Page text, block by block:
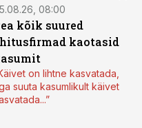
08:00
kõik suured
kaotasid
on lihtne kasvatada,
suuta kasumlikult käivet